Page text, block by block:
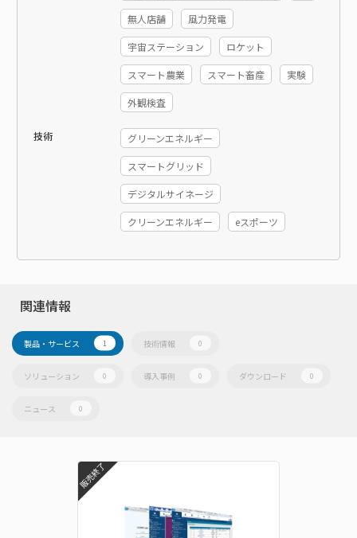
無人店舗 風力発電
宇宙ステーション ロケット
スマート農業 スマート畜産 実験
外観検査
技術 グリーンエネルギー
スマートグリッド
デジタルサイネージ
クリーンエネルギー eスポーツ
関連情報
製品・サービス 1 技術情報 0
ソリューション 0 導入事例 0 ダウンロード 0
ニュース 0
販売終了